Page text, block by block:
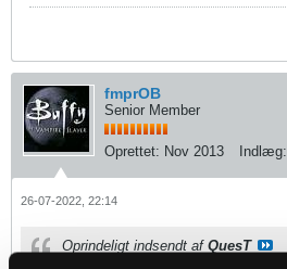
fmprOB
Senior Member
Oprettet: Nov 2013 Indlæg:
26-07-2022, 22:14
Oprindeligt indsendt af QuesT